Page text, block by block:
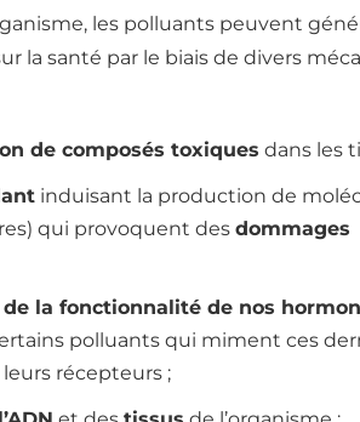
les polluants peuvent
la santé par le biais de divers
de composés toxiques dans les
induisant la production de
qui provoquent des dommages
la fonctionnalité de nos
polluants qui miment ces
récepteurs ;